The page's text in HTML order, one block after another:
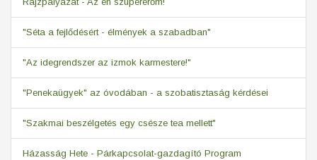
"Séta a fejlődésért - élmények a szabadban"
"Az idegrendszer az izmok karmestere!"
"Penekaügyek" az óvodában - a szobatisztaság kérdései
"Szakmai beszélgetés egy csésze tea mellett"
Házasság Hete - Párkapcsolat-gazdagító Program